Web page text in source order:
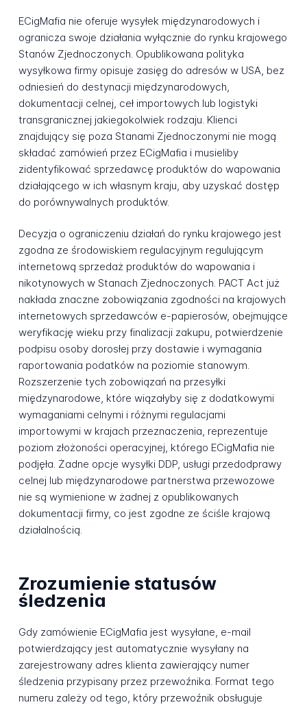
ECigMafia nie oferuje wysyłek międzynarodowych i
ogranicza swoje działania wyłącznie do rynku krajowego
Stanów Zjednoczonych. Opublikowana polityka
wysyłkowa firmy opisuje zasięg do adresów w USA, bez
odniesień do destynacji międzynarodowych,
dokumentacji celnej, ceł importowych lub logistyki
transgranicznej jakiegokolwiek rodzaju. Klienci
znajdujący się poza Stanami Zjednoczonymi nie mogą
składać zamówień przez ECigMafia i musieliby
zidentyfikować sprzedawcę produktów do wapowania
działającego w ich własnym kraju, aby uzyskać dostęp
do porównywalnych produktów.
Decyzja o ograniczeniu działań do rynku krajowego jest
zgodna ze środowiskiem regulacyjnym regulującym
internetową sprzedaż produktów do wapowania i
nikotynowych w Stanach Zjednoczonych. PACT Act już
nakłada znaczne zobowiązania zgodności na krajowych
internetowych sprzedawców e-papierosów, obejmujące
weryfikację wieku przy finalizacji zakupu, potwierdzenie
podpisu osoby dorosłej przy dostawie i wymagania
raportowania podatków na poziomie stanowym.
Rozszerzenie tych zobowiązań na przesyłki
międzynarodowe, które wiązałyby się z dodatkowymi
wymaganiami celnymi i różnymi regulacjami
importowymi w krajach przeznaczenia, reprezentuje
poziom złożoności operacyjnej, którego ECigMafia nie
podjęła. Żadne opcje wysyłki DDP, usługi przedodprawy
celnej lub międzynarodowe partnerstwa przewozowe
nie są wymienione w żadnej z opublikowanych
dokumentacji firmy, co jest zgodne ze ściśle krajową
działalnością.
Zrozumienie statusów
śledzenia
Gdy zamówienie ECigMafia jest wysyłane, e-mail
potwierdzający jest automatycznie wysyłany na
zarejestrowany adres klienta zawierający numer
śledzenia przypisany przez przewoźnika. Format tego
numeru zależy od tego, który przewoźnik obsługuje